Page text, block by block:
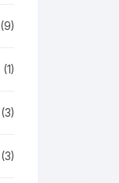
(9)
(1)
(3)
(3)